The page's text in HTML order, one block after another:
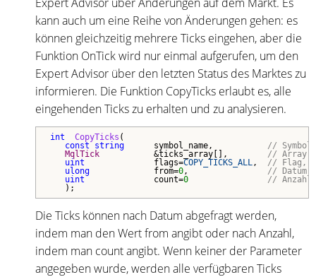
kann auch um eine Reihe von Änderungen gehen: es
können gleichzeitig mehrere Ticks eingehen, aber die
Funktion OnTick wird nur einmal aufgerufen, um den
Expert Advisor über den letzten Status des Marktes zu
informieren. Die Funktion CopyTicks erlaubt es, alle
eingehenden Ticks zu erhalten und zu analysieren.
int CopyTicks (
   const
string symbol_name, //
MqlTick &ticks_array[], // Array,
uint flags=COPY_TICKS_ALL, // Flag,
ulong
from=0, // Datum,
uint count=0
// Anzahl
);
Die Ticks können nach Datum abgefragt werden,
indem man den Wert from angibt oder nach Anzahl,
indem man count angibt. Wenn keiner der Parameter
angegeben wurde, werden alle verfügbaren Ticks